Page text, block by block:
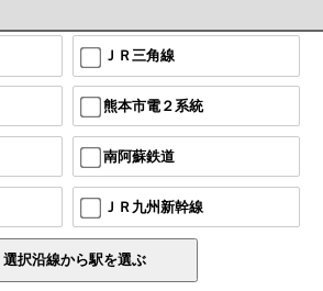
ＪＲ三角線
熊本市電２系統
南阿蘇鉄道
ＪＲ九州新幹線